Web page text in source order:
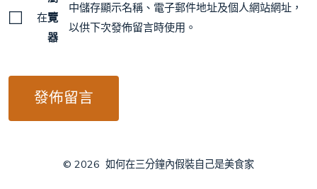
在覽
器
中儲存顯示名稱、電子郵件地址及個人網站網址，
以供下次發佈留言時使用。
© 2026 如何在三分鐘內假裝自己是美食家